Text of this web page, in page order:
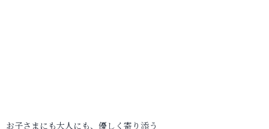
お子さまにも大人にも、優しく寄り添う